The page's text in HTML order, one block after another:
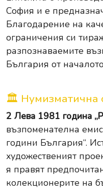
София и е
Благодарение на
ограничения си
разпознаваемите
България от
🏛 Нумизматична
2 Лева 1981 година
възпоменателна
години България“.
художественият
я правят
колекционерите на